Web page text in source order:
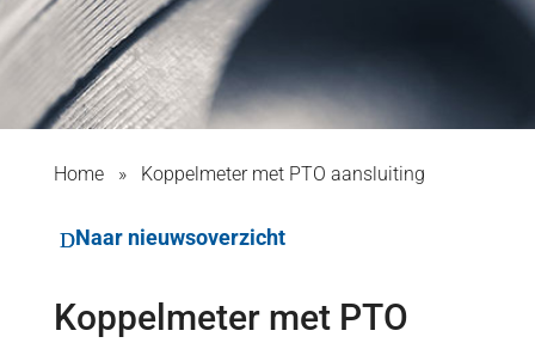
Home» Koppelmeter met PTO aansluiting
Naar nieuwsoverzicht
Koppelmeter met PTO